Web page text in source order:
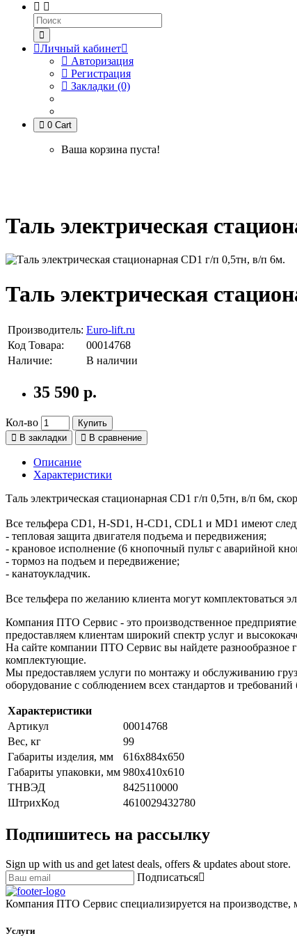
Личный кабинет
Авторизация
Регистрация
Закладки (0)
0 Cart
Ваша корзина пуста!
Таль электрическая
Таль электрическая
Производитель: Euro-lift.ru
Код Товара:
00014768
Наличие:
В наличии
35 590 р.
Кол-во
Купить
В закладки
В сравнение
Описание
Характеристики
Таль электрическая стационарная CD1 г/п 0,5тн, в/п 6м,
Все тельфера CD1, H-SD1, H-CD1, CDL1 и MD1 имеют
- тепловая защита двигателя подъема и передвижения;
- крановое исполнение (6 кнопочный пульт с аварийной
- тормоз на подъем и передвижение;
- канатоукладчик.
Все тельфера по желанию клиента могут
Компания ПТО Сервис - это производственное
предоставляем клиентам широкий спектр услуг и
На сайте компании ПТО Сервис вы найдете разнообразное
комплектующие.
Мы предоставляем услуги по монтажу и обслуживанию
оборудование с соблюдением всех стандартов и требований
Характеристики
Артикул
00014768
Вес, кг
99
Габариты изделия, мм
616х884х650
Габариты упаковки, мм 980х410х610
ТНВЭД
8425110000
ШтрихКод
4610029432780
Подпишитесь на рассылку
Sign up with us and get latest deals, offers & updates about store.
Подписаться
Компания ПТО Сервис специализируется на производстве,
Услуги